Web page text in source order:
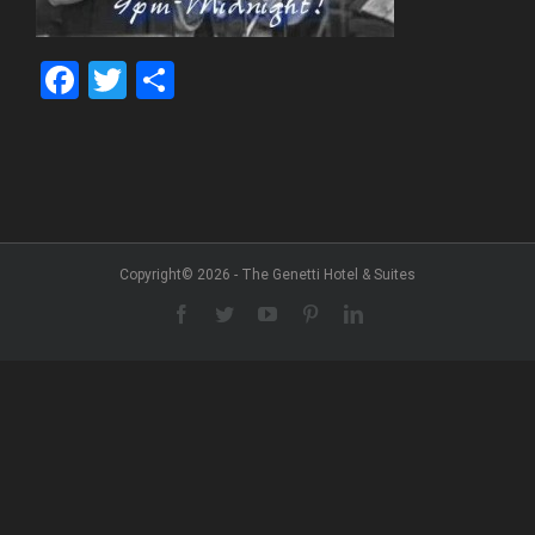
Facebook
Twitter
Copyright© 2026 - The Genetti Hotel & Suites
Facebook
TwitterYouTubePinterestLinkedIn